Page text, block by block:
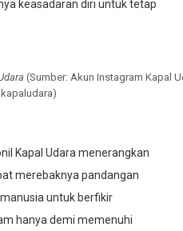
merebaknya pandangan
untuk berfikir
hanya demi memenuhi
makhluk hidup